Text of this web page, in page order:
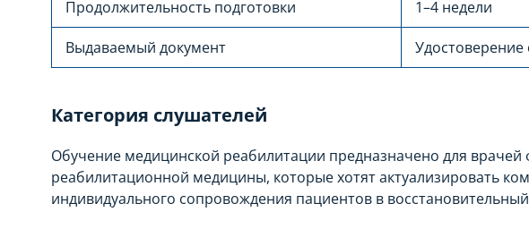
Продолжительность подготовки 1–4 недели
Выдаваемый документ
Категория слушателей
Обучение медицинской реабилитации предназначено для врачей
реабилитационной медицины, которые хотят актуализировать
индивидуального сопровождения пациентов в